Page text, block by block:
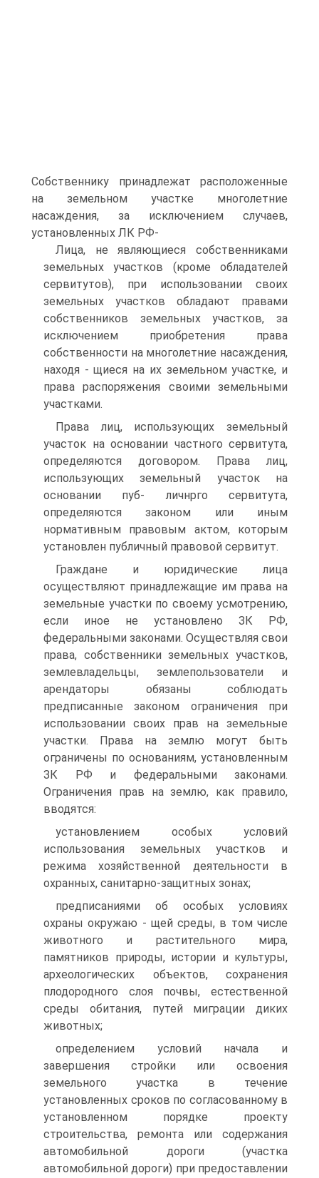
Собственнику принадлежат расположенные
на земельном участке многолетние
насаждения, за исключением случаев,
установленных ЛК РФ-
Лица, не являющиеся собственниками
земельных участков (кроме обладателей
сервитутов), при использовании своих
земельных участков обладают правами
собственников земельных участков, за
исключением приобретения права
собственности на многолетние насаждения,
находя - щиеся на их земельном участке, и
права распоряжения своими земельными
участками.
Права лиц, использующих земельный
участок на основании частного сервитута,
определяются договором. Права лиц,
использующих земельный участок на
основании пуб- личнрго сервитута,
определяются законом или иным
нормативным правовым актом, которым
установлен публичный правовой сервитут.
Граждане и юридические лица
осуществляют принадлежащие им права на
земельные участки по своему усмотрению,
если иное не установлено ЗК РФ,
федеральными законами. Осуществляя свои
права, собственники земельных участков,
землевладельцы, землепользователи и
арендаторы обязаны соблюдать
предписанные законом ограничения при
использовании своих прав на земельные
участки. Права на землю могут быть
ограничены по основаниям, установленным
ЗК РФ и федеральными законами.
Ограничения прав на землю, как правило,
вводятся:
установлением особых условий
использования земельных участков и
режима хозяйственной деятельности в
охранных, санитарно-защитных зонах;
предписаниями об особых условиях
охраны окружаю - щей среды, в том числе
животного и растительного мира,
памятников природы, истории и культуры,
археологических объектов, сохранения
плодородного слоя почвы, естественной
среды обитания, путей миграции диких
животных;
определением условий начала и
завершения стройки или освоения
земельного участка в течение
установленных сроков по согласованному в
установленном порядке проекту
строительства, ремонта или содержания
автомобильной дороги (участка
автомобильной дороги) при предоставлении